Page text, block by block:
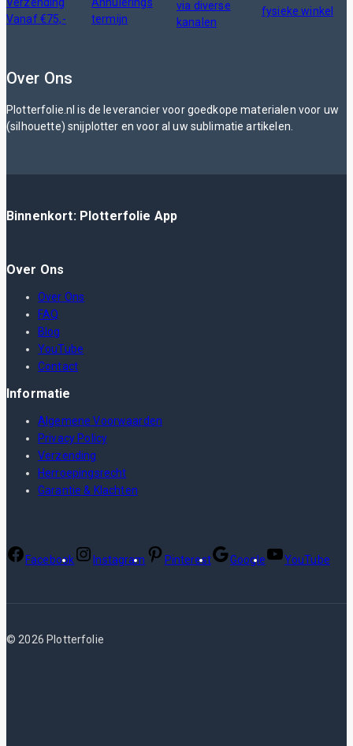
Verzending
Vanaf €75,-
Annulerings
termijn
via diverse
kanalen
fysieke winkel
Over Ons
Plotterfolie.nl is de leverancier voor goedkope materialen voor uw
(silhouette) snijplotter en voor al uw sublimatie artikelen.
Binnenkort: Plotterfolie App
Over Ons
Over Ons
FAQ
Blog
YouTube
Contact
Informatie
Algemene Voorwaarden
Privacy Policy
Verzending
Herroepingsrecht
Garantie & Klachten
Facebook Instagram Pinterest Google YouTube
© 2026 Plotterfolie